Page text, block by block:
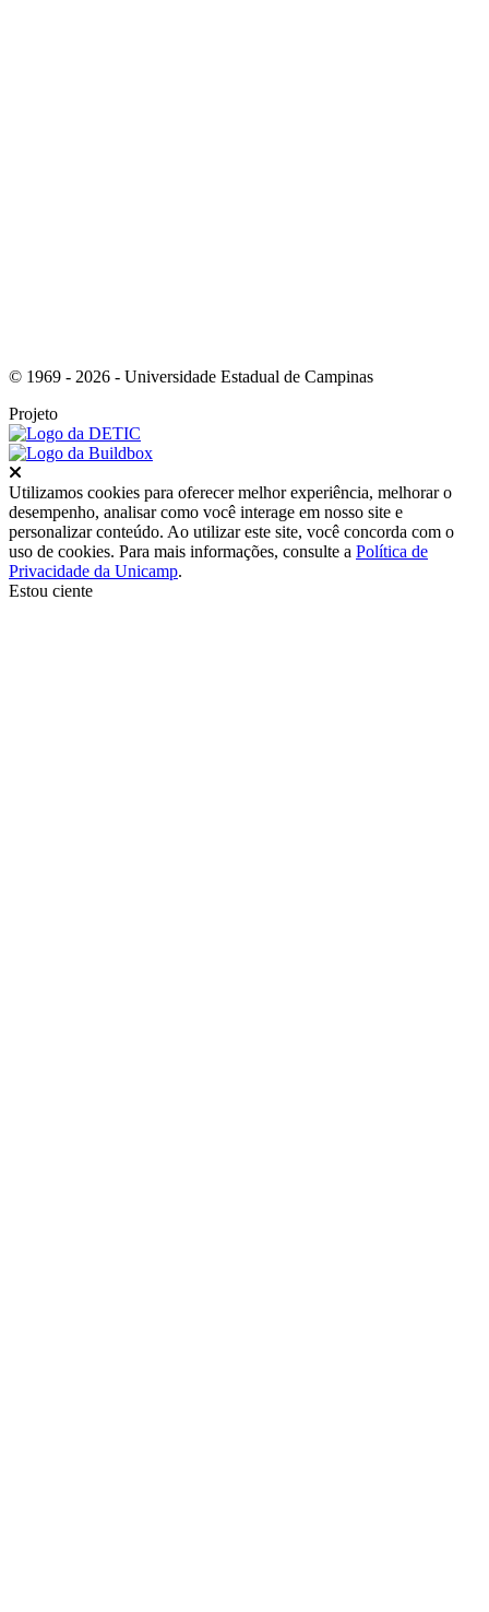
© 1969 - 2026 - Universidade Estadual de Campinas
Projeto
Utilizamos cookies para oferecer melhor experiência, melhorar o
desempenho, analisar como você interage em nosso site e
personalizar conteúdo. Ao utilizar este site, você concorda com o
uso de cookies. Para mais informações, consulte a Política de
Privacidade da Unicamp.
Estou ciente